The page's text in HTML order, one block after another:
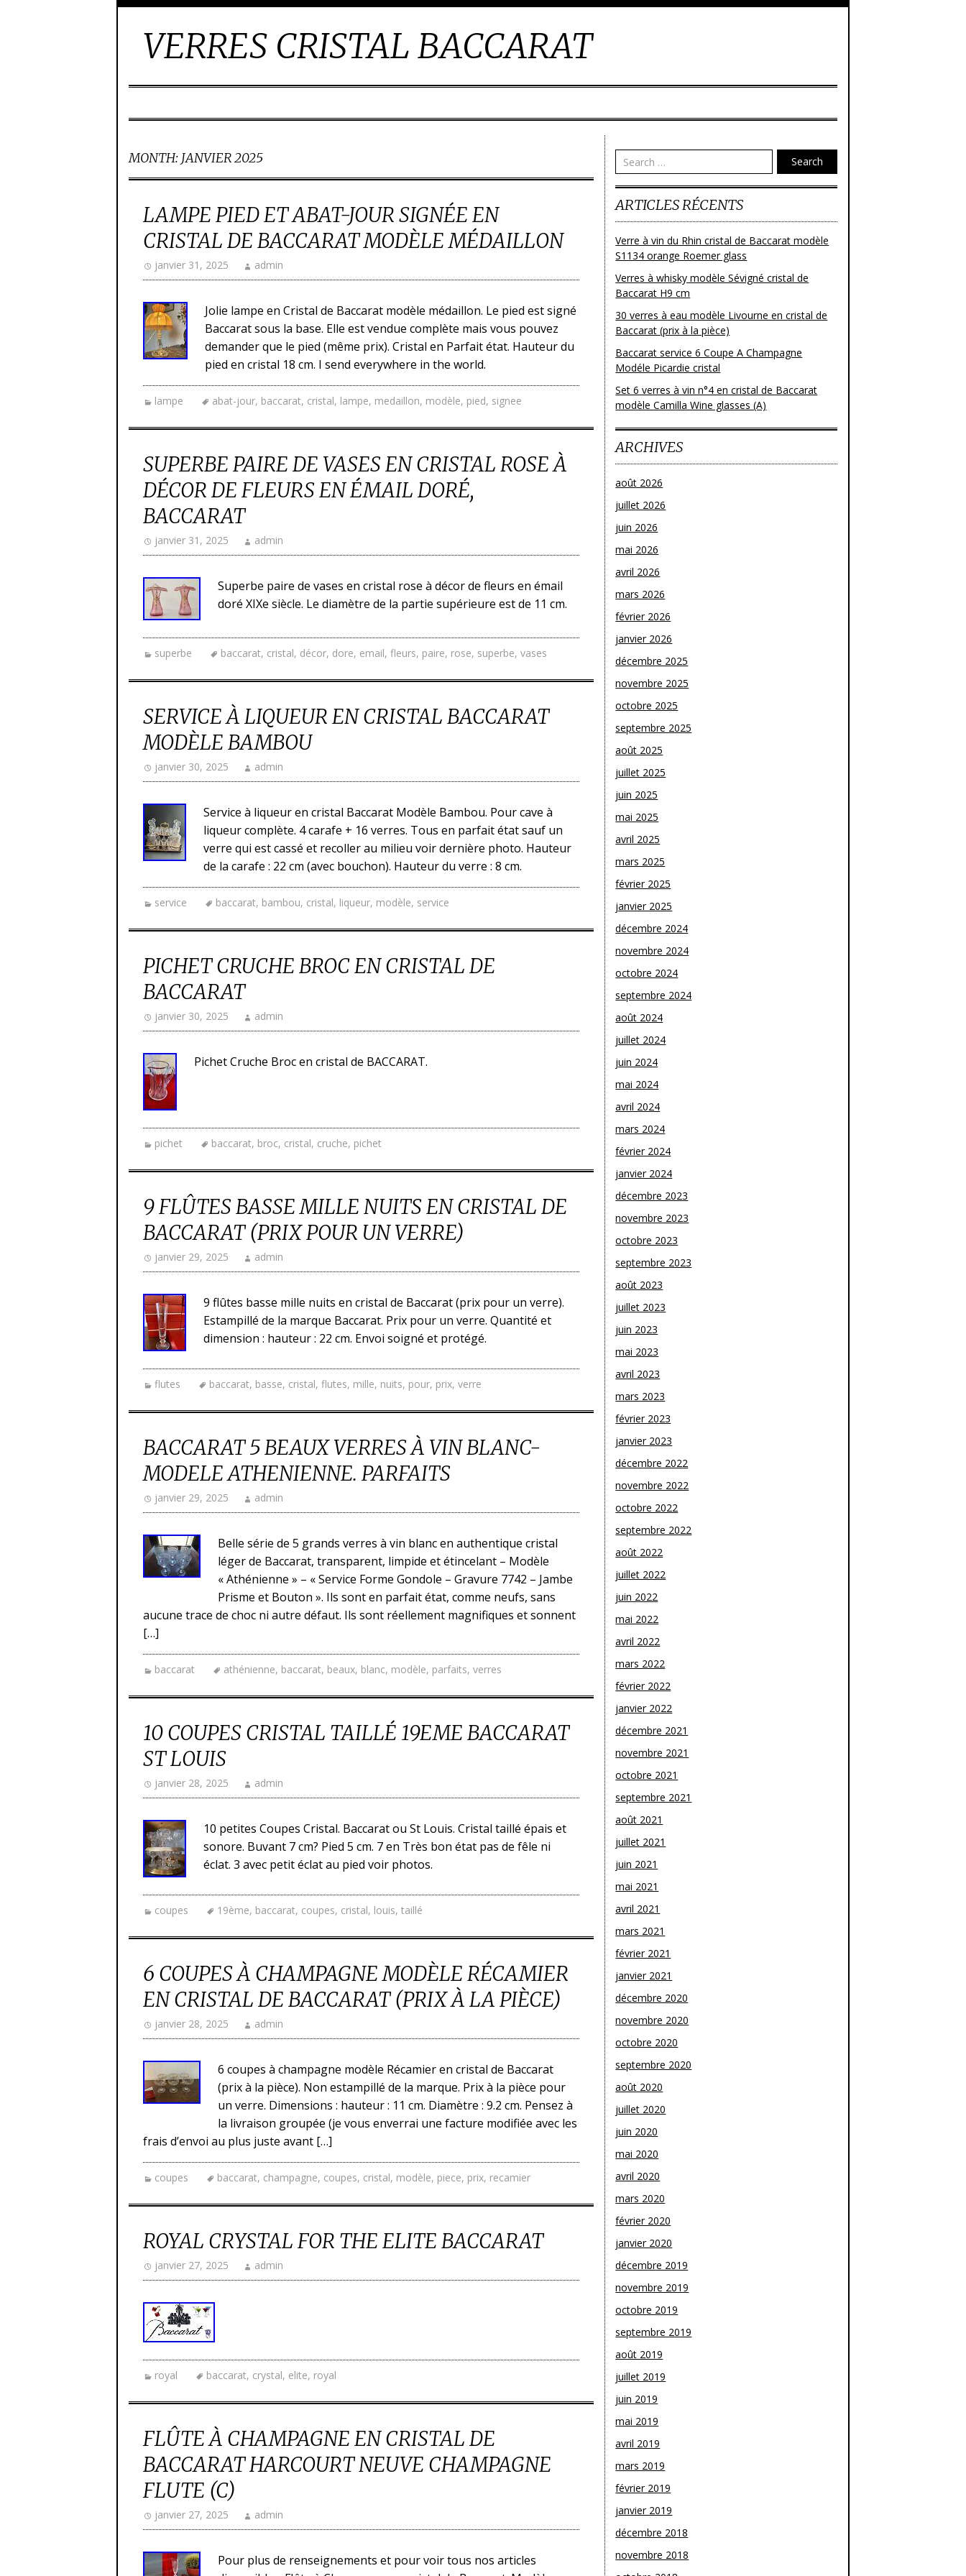
VERRES CRISTAL BACCARAT
MONTH: JANVIER 2025
LAMPE PIED ET ABAT-JOUR SIGNÉE EN
CRISTAL DE BACCARAT MODÈLE MÉDAILLON
janvier 31, 2025 admin
Jolie lampe en Cristal de Baccarat modèle médaillon. Le pied est signé
Baccarat sous la base. Elle est vendue complète mais vous pouvez
demander que le pied (même prix). Cristal en Parfait état. Hauteur du
pied en cristal 18 cm. I send everywhere in the world.
lampe abat-jour, baccarat, cristal, lampe, medaillon, modèle, pied, signee
SUPERBE PAIRE DE VASES EN CRISTAL ROSE À
DÉCOR DE FLEURS EN ÉMAIL DORÉ,
BACCARAT
janvier 31, 2025 admin
Superbe paire de vases en cristal rose à décor de fleurs en émail
doré XIXe siècle. Le diamètre de la partie supérieure est de 11 cm.
superbe baccarat, cristal, décor, dore, email, fleurs, paire, rose, superbe, vases
SERVICE À LIQUEUR EN CRISTAL BACCARAT
MODÈLE BAMBOU
janvier 30, 2025 admin
Service à liqueur en cristal Baccarat Modèle Bambou. Pour cave à
liqueur complète. 4 carafe + 16 verres. Tous en parfait état sauf un
verre qui est cassé et recoller au milieu voir dernière photo. Hauteur
de la carafe : 22 cm (avec bouchon). Hauteur du verre : 8 cm.
service baccarat, bambou, cristal, liqueur, modèle, service
PICHET CRUCHE BROC EN CRISTAL DE
BACCARAT
janvier 30, 2025 admin
Pichet Cruche Broc en cristal de BACCARAT.
pichet baccarat, broc, cristal, cruche, pichet
9 FLÛTES BASSE MILLE NUITS EN CRISTAL DE
BACCARAT (PRIX POUR UN VERRE)
janvier 29, 2025 admin
9 flûtes basse mille nuits en cristal de Baccarat (prix pour un verre).
Estampillé de la marque Baccarat. Prix pour un verre. Quantité et
dimension : hauteur : 22 cm. Envoi soigné et protégé.
flutes baccarat, basse, cristal, flutes, mille, nuits, pour, prix, verre
BACCARAT 5 BEAUX VERRES À VIN BLANC-
MODELE ATHENIENNE. PARFAITS
janvier 29, 2025 admin
Belle série de 5 grands verres à vin blanc en authentique cristal
léger de Baccarat, transparent, limpide et étincelant – Modèle
« Athénienne » – « Service Forme Gondole – Gravure 7742 – Jambe
Prisme et Bouton ». Ils sont en parfait état, comme neufs, sans
aucune trace de choc ni autre défaut. Ils sont réellement magnifiques et sonnent
[…]
baccarat athénienne, baccarat, beaux, blanc, modèle, parfaits, verres
10 COUPES CRISTAL TAILLÉ 19EME BACCARAT
ST LOUIS
janvier 28, 2025 admin
10 petites Coupes Cristal. Baccarat ou St Louis. Cristal taillé épais et
sonore. Buvant 7 cm? Pied 5 cm. 7 en Très bon état pas de fêle ni
éclat. 3 avec petit éclat au pied voir photos.
coupes 19ème, baccarat, coupes, cristal, louis, taillé
6 COUPES À CHAMPAGNE MODÈLE RÉCAMIER
EN CRISTAL DE BACCARAT (PRIX À LA PIÈCE)
janvier 28, 2025 admin
6 coupes à champagne modèle Récamier en cristal de Baccarat
(prix à la pièce). Non estampillé de la marque. Prix à la pièce pour
un verre. Dimensions : hauteur : 11 cm. Diamètre : 9.2 cm. Pensez à
la livraison groupée (je vous enverrai une facture modifiée avec les
frais d’envoi au plus juste avant […]
coupes baccarat, champagne, coupes, cristal, modèle, piece, prix, recamier
ROYAL CRYSTAL FOR THE ELITE BACCARAT
janvier 27, 2025 admin
royal baccarat, crystal, elite, royal
FLÛTE À CHAMPAGNE EN CRISTAL DE
BACCARAT HARCOURT NEUVE CHAMPAGNE
FLUTE (C)
janvier 27, 2025 admin
Pour plus de renseignements et pour voir tous nos articles
Search
ARTICLES RÉCENTS
Verre à vin du Rhin cristal de Baccarat modèle
S1134 orange Roemer glass
Verres à whisky modèle Sévigné cristal de
Baccarat H9 cm
30 verres à eau modèle Livourne en cristal de
Baccarat (prix à la pièce)
Baccarat service 6 Coupe A Champagne
Modéle Picardie cristal
Set 6 verres à vin n°4 en cristal de Baccarat
modèle Camilla Wine glasses (A)
ARCHIVES
août 2026
juillet 2026
juin 2026
mai 2026
avril 2026
mars 2026
février 2026
janvier 2026
décembre 2025
novembre 2025
octobre 2025
septembre 2025
août 2025
juillet 2025
juin 2025
mai 2025
avril 2025
mars 2025
février 2025
janvier 2025
décembre 2024
novembre 2024
octobre 2024
septembre 2024
août 2024
juillet 2024
juin 2024
mai 2024
avril 2024
mars 2024
février 2024
janvier 2024
décembre 2023
novembre 2023
octobre 2023
septembre 2023
août 2023
juillet 2023
juin 2023
mai 2023
avril 2023
mars 2023
février 2023
janvier 2023
décembre 2022
novembre 2022
octobre 2022
septembre 2022
août 2022
juillet 2022
juin 2022
mai 2022
avril 2022
mars 2022
février 2022
janvier 2022
décembre 2021
novembre 2021
octobre 2021
septembre 2021
août 2021
juillet 2021
juin 2021
mai 2021
avril 2021
mars 2021
février 2021
janvier 2021
décembre 2020
novembre 2020
octobre 2020
septembre 2020
août 2020
juillet 2020
juin 2020
mai 2020
avril 2020
mars 2020
février 2020
janvier 2020
décembre 2019
novembre 2019
octobre 2019
septembre 2019
août 2019
juillet 2019
juin 2019
mai 2019
avril 2019
mars 2019
février 2019
janvier 2019
décembre 2018
novembre 2018